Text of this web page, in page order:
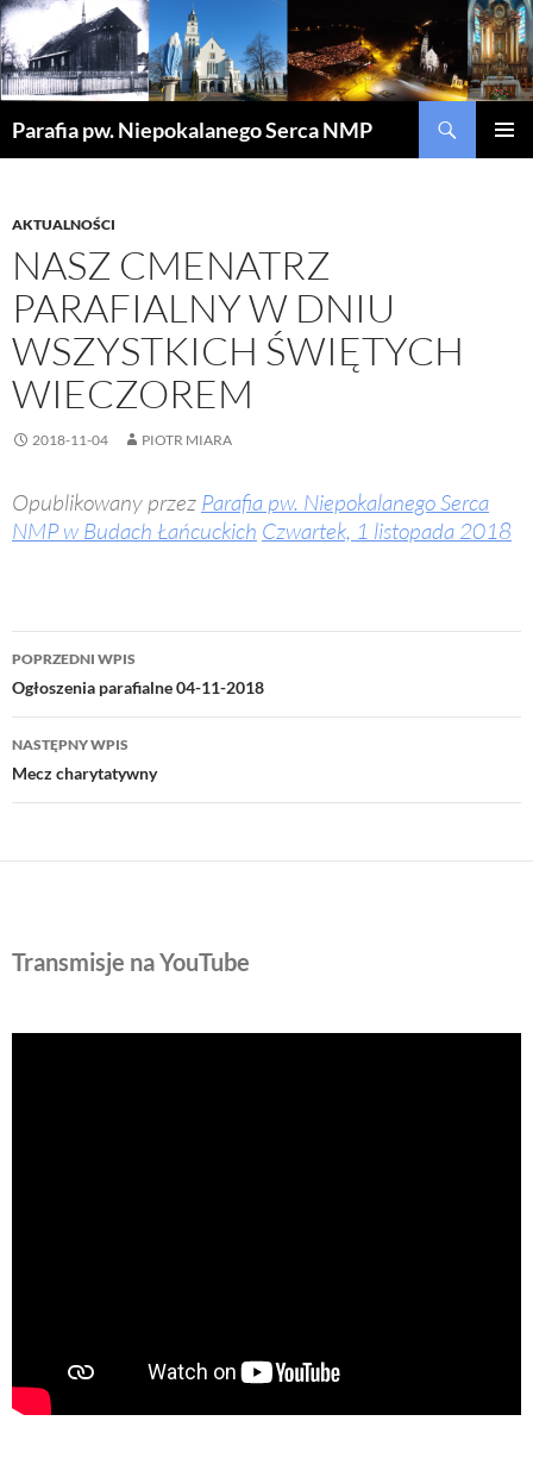
Parafia pw. Niepokalanego Serca NMP
AKTUALNOŚCI
NASZ CMENATRZ
PARAFIALNY W DNIU
WSZYSTKICH ŚWIĘTYCH
WIECZOREM
2018-11-04 PIOTR MIARA
Opublikowany przez Parafia pw. Niepokalanego Serca
NMP w Budach Łańcuckich Czwartek, 1 listopada 2018
Nawigacja
wpisu
POPRZEDNI WPIS
Ogłoszenia parafialne 04-11-2018
NASTĘPNY WPIS
Mecz charytatywny
Transmisje na YouTube